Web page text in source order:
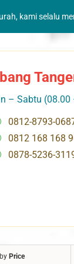
kami selalu
– Sabtu (08.00
0812-8793-
0812 168 168
0878-5236-
Price